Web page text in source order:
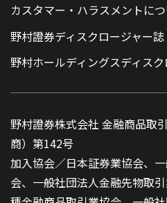
カスタマー・ハラスメントに
野村證券ディスクロージャー誌
野村ホールディングスディス
野村證券株式会社 金融商品取
商）第142号
加入協会／日本証券業協会、
会、一般社団法人金融先物取